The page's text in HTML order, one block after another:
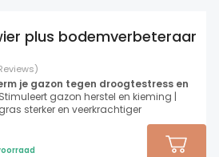
plus bodemverbeteraar
je gazon tegen droogtestress en
Stimuleert gazon herstel en kieming |
sterker en veerkrachtiger